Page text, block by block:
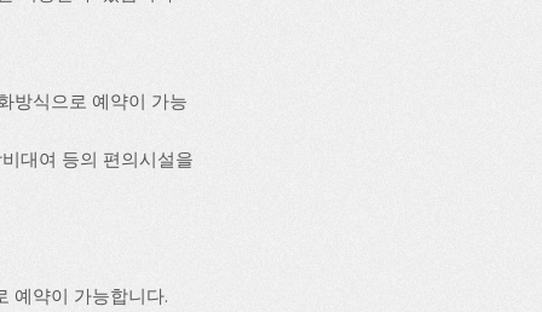
방식으로 예약이 가능
대여 등의 편의시설을
예약이 가능합니다.